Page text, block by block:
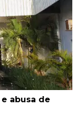
abusa de